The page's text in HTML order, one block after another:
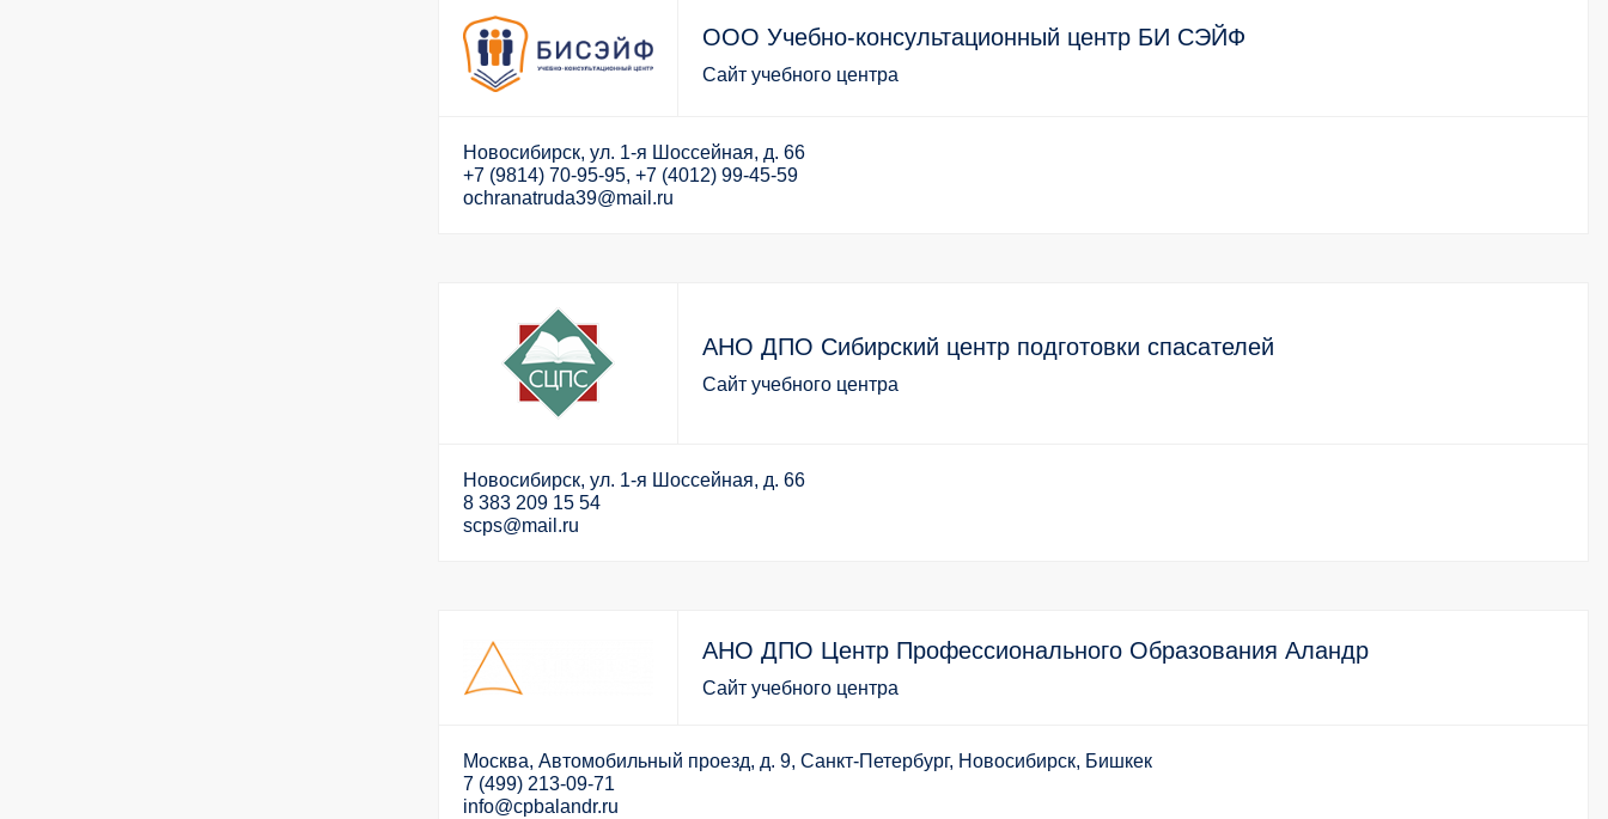
ООО Учебно-консультационный центр БИ СЭЙФ
Сайт учебного центра
Новосибирск, ул. 1-я Шоссейная, д. 66
+7 (9814) 70-95-95, +7 (4012) 99-45-59
ochranatruda39@mail.ru
АНО ДПО Сибирский центр подготовки спасателей
Сайт учебного центра
Новосибирск, ул. 1-я Шоссейная, д. 66
8 383 209 15 54
scps@mail.ru
АНО ДПО Центр Профессионального Образования Аландр
Сайт учебного центра
Москва, Автомобильный проезд, д. 9, Санкт-Петербург, Новосибирск, Бишкек
7 (499) 213-09-71
info@cpbalandr.ru